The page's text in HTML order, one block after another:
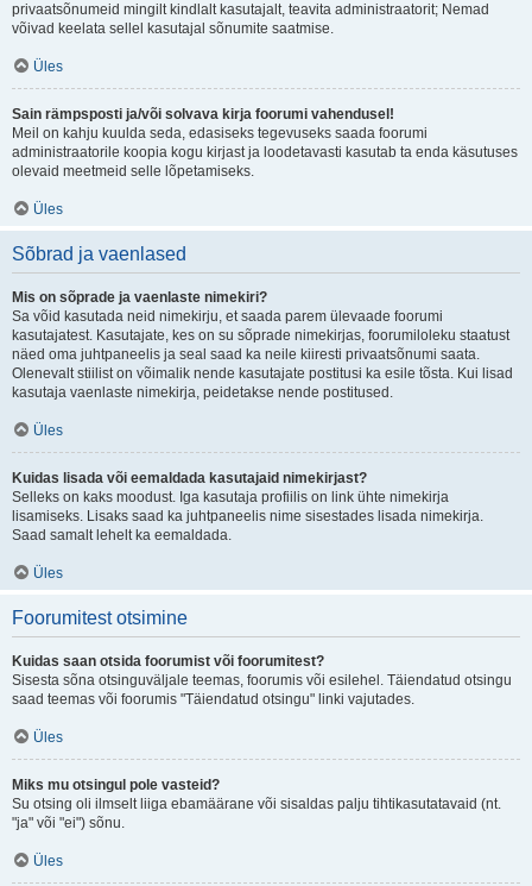
privaatsõnumeid mingilt kindlalt kasutajalt, teavita administraatorit; Nemad
võivad keelata sellel kasutajal sõnumite saatmise.
Üles
Sain rämpsposti ja/või solvava kirja foorumi vahendusel!
Meil on kahju kuulda seda, edasiseks tegevuseks saada foorumi
administraatorile koopia kogu kirjast ja loodetavasti kasutab ta enda käsutuses
olevaid meetmeid selle lõpetamiseks.
Üles
Sõbrad ja vaenlased
Mis on sõprade ja vaenlaste nimekiri?
Sa võid kasutada neid nimekirju, et saada parem ülevaade foorumi
kasutajatest. Kasutajate, kes on su sõprade nimekirjas, foorumiloleku staatust
näed oma juhtpaneelis ja seal saad ka neile kiiresti privaatsõnumi saata.
Olenevalt stiilist on võimalik nende kasutajate postitusi ka esile tõsta. Kui lisad
kasutaja vaenlaste nimekirja, peidetakse nende postitused.
Üles
Kuidas lisada või eemaldada kasutajaid nimekirjast?
Selleks on kaks moodust. Iga kasutaja profiilis on link ühte nimekirja
lisamiseks. Lisaks saad ka juhtpaneelis nime sisestades lisada nimekirja.
Saad samalt lehelt ka eemaldada.
Üles
Foorumitest otsimine
Kuidas saan otsida foorumist või foorumitest?
Sisesta sõna otsinguväljale teemas, foorumis või esilehel. Täiendatud otsingu
saad teemas või foorumis "Täiendatud otsingu" linki vajutades.
Üles
Miks mu otsingul pole vasteid?
Su otsing oli ilmselt liiga ebamäärane või sisaldas palju tihtikasutatavaid (nt.
"ja" või "ei") sõnu.
Üles